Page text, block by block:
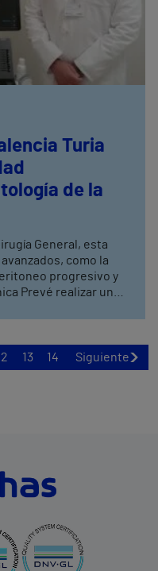
Turia
de la
General, esta
como la
progresivo y
13 14 Siguiente